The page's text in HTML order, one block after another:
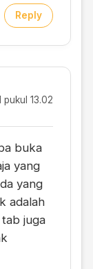
Reply
pukul 13.02
buka
yang
yang
adalah
juga